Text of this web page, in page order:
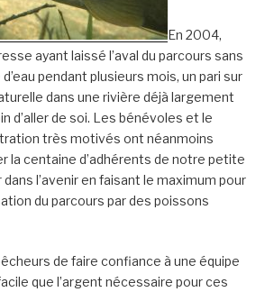
En 2004,
ayant laissé l’aval du parcours sans
pendant plusieurs mois, un pari sur
dans une rivière déjà largement
d’aller de soi. Les bénévoles et le
très motivés ont néanmoins
la centaine d’adhérents de notre petite
l’avenir en faisant le maximum pour
du parcours par des poissons
de faire confiance à une équipe
que l’argent nécessaire pour ces